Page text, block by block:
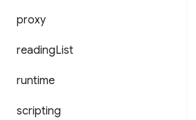
proxy
readingList
runtime
scripting